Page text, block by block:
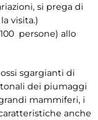
si prega di
visita.)
persone) allo
sgargianti di
dei piumaggi
mammiferi, i
anche